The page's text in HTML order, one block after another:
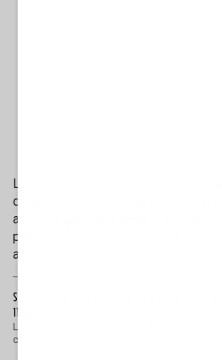
L'istituzione delle ZTL è permessa
della Strada, che consente ai comuni
accesso limitato ai veicoli per motivi
pubblico. Nel corso del tempo Roma
aree, istituendo ZTL diurne anche nel
SUPERBONUS, L'ULTIMO DISASTRO DI CONTE: A
110%"
La Compagnia della Guardia di finanza di
coordinata dalla Procura dell...